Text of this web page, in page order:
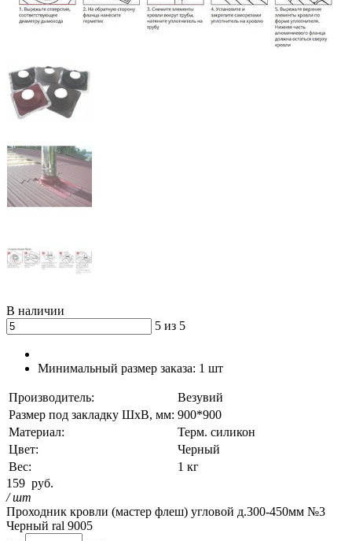
В наличии
5 из 5
Минимальный размер заказа: 1 шт
Производитель:
Везувий
Размер под закладку ШхВ, мм: 900*900
Материал:
Терм. силикон
Цвет:
Черный
Вес:
1 кг
159 руб.
/ шт
Проходник кровли (мастер флеш) угловой д.300-450мм №3
Черный ral 9005